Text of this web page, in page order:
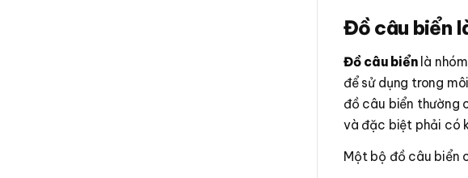
Đồ câu biển
Đồ câu biểnlà
để sử dụng trong
đồ câu biển thường
và đặc biệt phải có
Một bộ đồ câu biển